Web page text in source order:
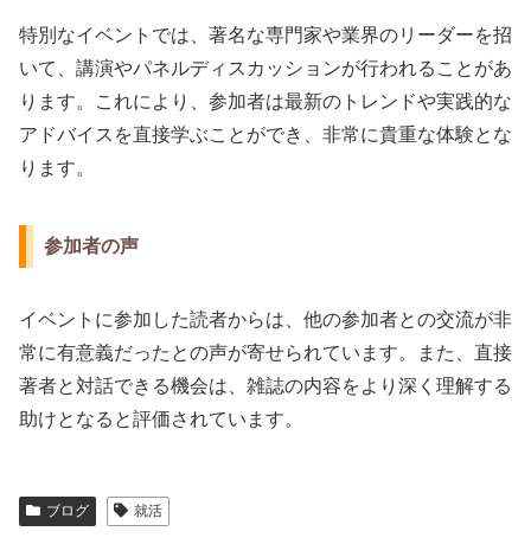
特別なイベントでは、著名な専門家や業界のリーダーを招
いて、講演やパネルディスカッションが行われることがあ
ります。これにより、参加者は最新のトレンドや実践的な
アドバイスを直接学ぶことができ、非常に貴重な体験とな
ります。
参加者の声
イベントに参加した読者からは、他の参加者との交流が非
常に有意義だったとの声が寄せられています。また、直接
著者と対話できる機会は、雑誌の内容をより深く理解する
助けとなると評価されています。
ブログ 就活